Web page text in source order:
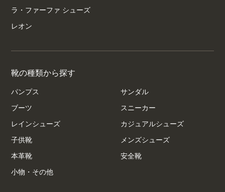
ラ・ファーファ シューズ
レオン
靴の種類から探す
パンプス サンダル
ブーツ スニーカー
レインシューズ カジュアルシューズ
子供靴 メンズシューズ
本革靴 安全靴
小物・その他